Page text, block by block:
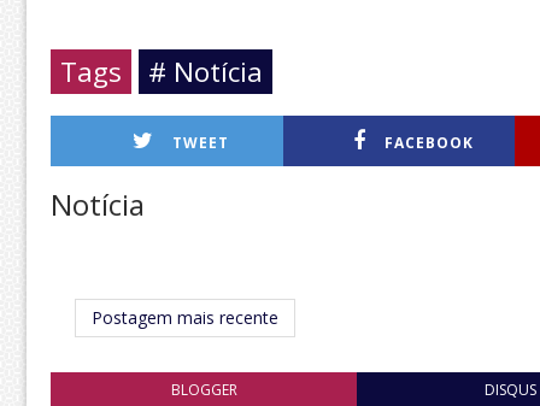
Tags # Notícia
TWEET FACEBOOK
Notícia
Postagem mais recente
BLOGGER DISQUS